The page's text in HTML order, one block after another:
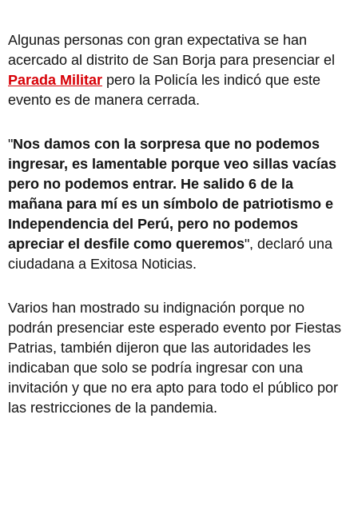
Algunas personas con gran expectativa se han
acercado al distrito de San Borja para presenciar el
Parada Militar pero la Policía les indicó que este
evento es de manera cerrada.
"Nos damos con la sorpresa que no podemos
ingresar, es lamentable porque veo sillas vacías
pero no podemos entrar. He salido 6 de la
mañana para mí es un símbolo de patriotismo e
Independencia del Perú, pero no podemos
apreciar el desfile como queremos", declaró una
ciudadana a Exitosa Noticias.
Varios han mostrado su indignación porque no
podrán presenciar este esperado evento por Fiestas
Patrias, también dijeron que las autoridades les
indicaban que solo se podría ingresar con una
invitación y que no era apto para todo el público por
las restricciones de la pandemia.